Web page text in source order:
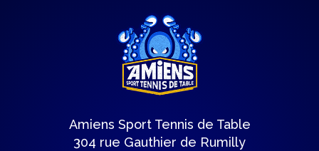
Amiens Sport Tennis de Table
304 rue Gauthier de Rumilly